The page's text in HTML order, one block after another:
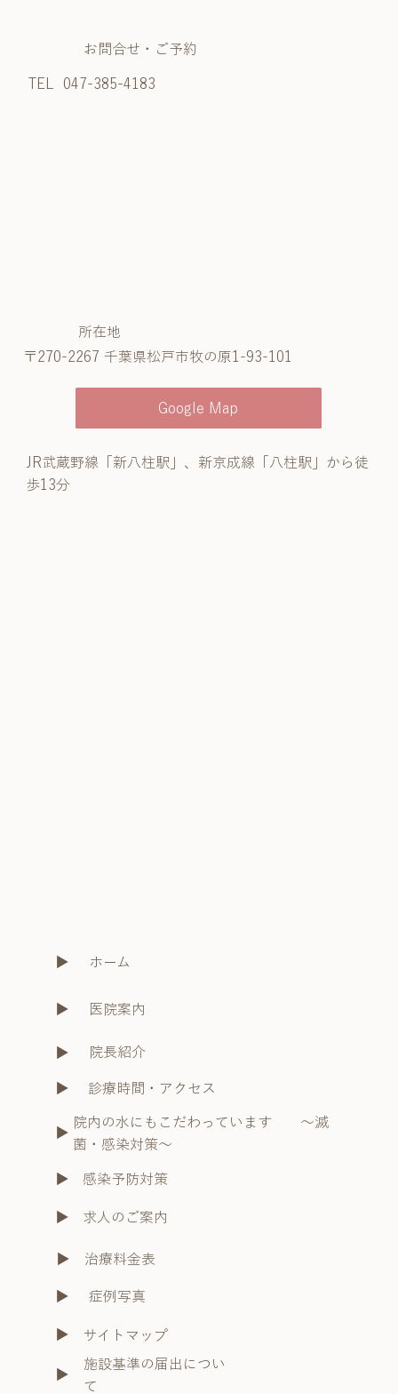
お問合せ・ご予約
TEL 047-385-4183
所在地
〒270-2267 千葉県松戸市牧の原1-93-101
Google Map
JR武蔵野線「新八柱駅」、新京成線「八柱駅」から徒
歩13分
​▶︎ ホーム
​▶︎ 医院案内
​▶︎ 院長紹介
​▶︎ 診療時間・アクセス
​▶︎
院内の水にもこだわっています ～滅
菌・感染対策～
​▶︎ 感染予防対策
​▶︎ 求人のご案内
​▶︎ 治療料金表
​▶︎ 症例写真
​▶︎ サイトマップ
​▶︎
施設基準の届出につい
て